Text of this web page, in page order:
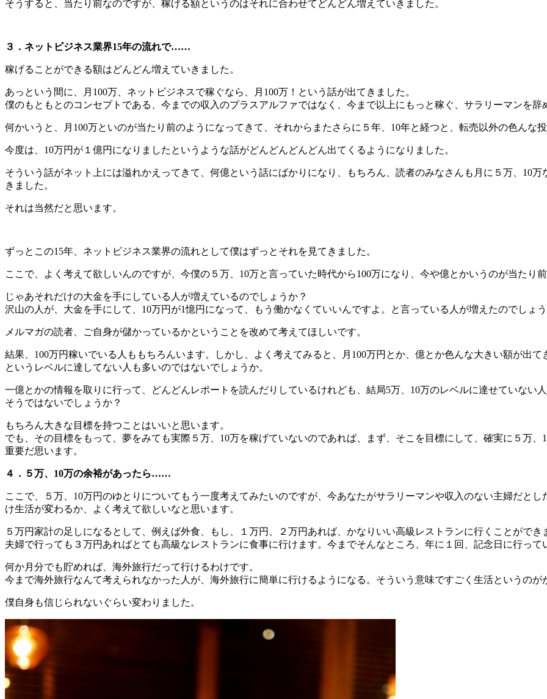
そうすると、当たり前なのですが、稼げる額というのはそれに合わせてどんどん増えていきました。
３．ネットビジネス業界15年の流れで……
稼げることができる額はどんどん増えていきました。
あっという間に、月100万、ネットビジネスで稼ぐなら、月100万！という話が出てきました。
僕のもともとのコンセプトである、今までの収入のプラスアルファではなく、今まで以上にもっと稼ぐ、サラリーマンを辞
何かいうと、月100万といのが当たり前のようになってきて、それからまたさらに５年、10年と経つと、転売以外の色ん
今度は、10万円が１億円になりましたというような話がどんどんどんどん出てくるようになりました。
そういう話がネット上には溢れかえってきて、何億という話にばかりになり、もちろん、読者のみなさんも月に５万、10
きました。
それは当然だと思います。
ずっとこの15年、ネットビジネス業界の流れとして僕はずっとそれを見てきました。
ここで、よく考えて欲しいんのですが、今僕の５万、10万と言っていた時代から100万になり、今や億とかいうのが当たり前
じゃあそれだけの大金を手にしている人が増えているのでしょうか？
沢山の人が、大金を手にして、10万円が1憶円になって、もう働かなくていいんですよ。と言っている人が増えたのでしょう
メルマガの読者、ご自身が儲かっているかということを改めて考えてほしいです。
結果、100万円稼いでいる人ももちろんいます。しかし、よく考えてみると、月100万円とか、億とか色んな大きい額が出
というレベルに達してない人も多いのではないでしょうか。
一億とかの情報を取りに行って、どんどんレポートを読んだりしているけれども、結局5万、10万のレベルに達せていない人
そうではないでしょうか？
もちろん大きな目標を持つことはいいと思います。
でも、その目標をもって、夢をみても実際５万、10万を稼げていないのであれば、まず、そこを目標にして、確実に５万
重要だ思います。
４．５万、10万の余裕があったら……
ここで、５万、10万円のゆとりについてもう一度考えてみたいのですが、今あなたがサラリーマンや収入のない主婦だと
け生活が変わるか、よく考えて欲しいなと思います。
５万円家計の足しになるとして、例えば外食、もし、１万円、２万円あれば、かなりいい高級レストランに行くことができ
夫婦で行っても３万円あればとても高級なレストランに食事に行けます。今までそんなところ、年に１回、記念日に行って
何か月分でも貯めれば、海外旅行だって行けるわけです。
今まで海外旅行なんて考えられなかった人が、海外旅行に簡単に行けるようになる。そういう意味ですごく生活というのが
僕自身も信じられないぐらい変わりました。